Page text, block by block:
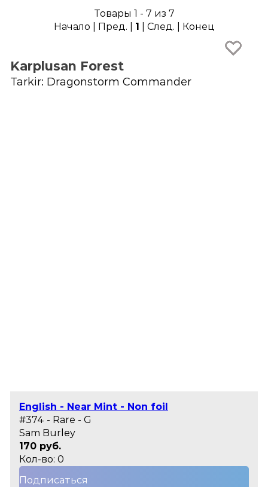
Товары 1 - 7 из 7
Начало | Пред. | 1 | След. | Конец
Karplusan Forest
Tarkir: Dragonstorm Commander
English - Near Mint - Non foil
#374 - Rare - G
Sam Burley
170 руб.
Кол-во: 0
Подписаться